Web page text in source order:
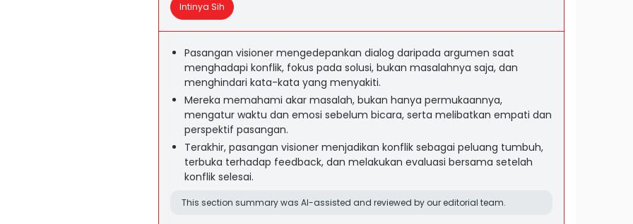
Intinya Sih
Pasangan visioner mengedepankan dialog daripada argumen saat
menghadapi konflik, fokus pada solusi, bukan masalahnya saja, dan
menghindari kata-kata yang menyakiti.
Mereka memahami akar masalah, bukan hanya permukaannya,
mengatur waktu dan emosi sebelum bicara, serta melibatkan empati dan
perspektif pasangan.
Terakhir, pasangan visioner menjadikan konflik sebagai peluang tumbuh,
terbuka terhadap feedback, dan melakukan evaluasi bersama setelah
konflik selesai.
This section summary was AI-assisted and reviewed by our editorial team.